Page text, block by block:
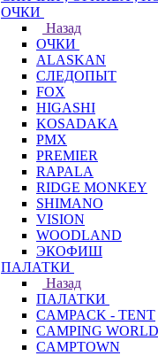
ОЧКИ
Назад
ОЧКИ
ALASKAN
СЛЕДОПЫТ
FOX
HIGASHI
KOSADAKA
PMX
PREMIER
RAPALA
RIDGE MONKEY
SHIMANO
VISION
WOODLAND
ЭКОФИШ
ПАЛАТКИ
Назад
ПАЛАТКИ
CAMPACK - TENT
CAMPING WORLD
CAMPTOWN